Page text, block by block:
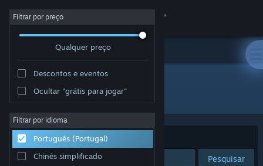
Iniciar sessão
Sobre
Apoio
Filtrar por preço
Qualquer preço
Descontos e eventos
Ocultar "grátis para jogar"
Filtrar por idioma
Português (Portugal)
Chinês simplificado
Developer: Sebastian Valbuena
Ordenar por Relevância
Pesquisar